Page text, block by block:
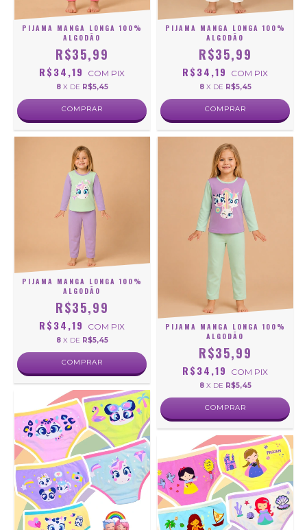
PIJAMA MANGA LONGA 100%
ALGODÃO
R$35,99
R$34,19 COM PIX
8 X DE R$5,45
COMPRAR
PIJAMA MANGA LONGA 100%
ALGODÃO
R$35,99
R$34,19 COM PIX
8 X DE R$5,45
COMPRAR
PIJAMA MANGA LONGA 100%
ALGODÃO
R$35,99
R$34,19 COM PIX
8 X DE R$5,45
COMPRAR
PIJAMA MANGA LONGA 100%
ALGODÃO
R$35,99
R$34,19 COM PIX
8 X DE R$5,45
COMPRAR